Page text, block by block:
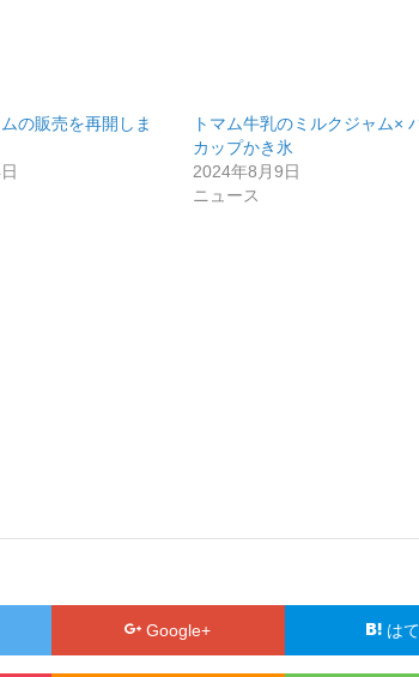
の販売を再開しま
トマム牛乳のミルクジャム×
カップかき氷
2024年8月9日
ニュース
Google+ は